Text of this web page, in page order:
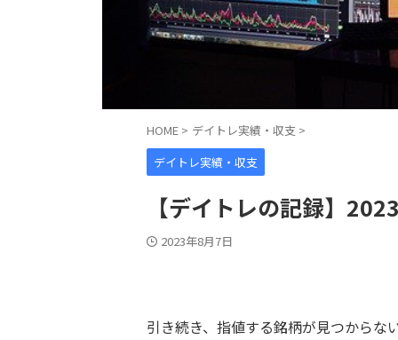
HOME > デイトレ実績・収支 >
デイトレ実績・収支
【デイトレの記録】
2023年8月7日
引き続き、指値する銘柄が見つからな